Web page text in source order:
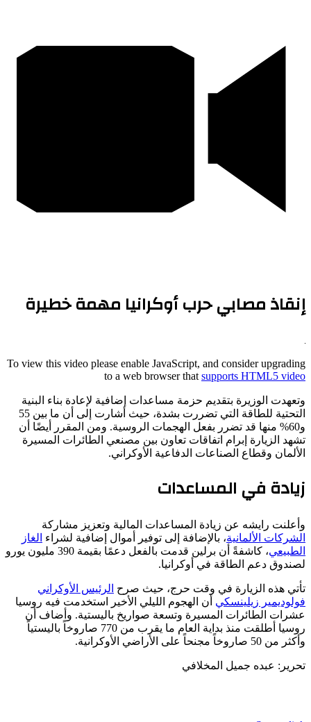
إنقاذ مصابي حرب أوكرانيا مهمة خطيرة
To view this video please enable JavaScript, and consider upgrading
to a web browser that supports HTML5 video
وتعهدت الوزيرة بتقديم حزمة مساعدات إضافية لإعادة بناء البنية
التحتية للطاقة التي تضررت بشدة، حيث أشارت إلى أن ما بين 55
و60% منها قد تضرر بفعل الهجمات الروسية. ومن المقرر أيضًا أن
تشهد الزيارة إبرام اتفاقات تعاون بين مصنعي الطائرات المسيرة
الألمان وقطاع الصناعات الدفاعية الأوكراني.
زيادة في المساعدات
وأعلنت رايشه عن زيادة المساعدات المالية وتعزيز مشاركة
الشركات الألمانية، بالإضافة إلى توفير أموال إضافية لشراء الغاز
الطبيعي
، كاشفةً أن برلين قدمت بالفعل دعمًا بقيمة 390 مليون يورو
لصندوق دعم الطاقة في أوكرانيا.
تأتي هذه الزيارة في وقت حرج، حيث صرح الرئيس الأوكراني
فولوديمير زيلينسكي أن الهجوم الليلي الأخير استخدمت فيه روسيا
عشرات الطائرات المسيرة وتسعة صواريخ باليستية. وأضاف أن
روسيا أطلقت منذ بداية العام ما يقرب من 770 صاروخاً باليستياً
وأكثر من 50 صاروخاً مجنحاً على الأراضي الأوكرانية.
تحرير: عبده جميل المخلافي